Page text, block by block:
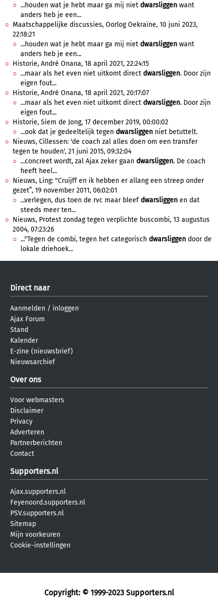
...houden wat je hebt maar ga mij niet dwarsliggen want
anders heb je een...
Maatschappelijke discussies, Oorlog Oekraïne, 10 juni 2023,
22:18:21
...houden wat je hebt maar ga mij niet dwarsliggen want
anders heb je een...
Historie, André Onana, 18 april 2021, 22:24:15
...maar als het even niet uitkomt direct dwarsliggen. Door zijn
eigen fout...
Historie, André Onana, 18 april 2021, 20:17:07
...maar als het even niet uitkomt direct dwarsliggen. Door zijn
eigen fout...
Historie, Siem de Jong, 17 december 2019, 00:00:02
...ook dat je gedeeltelijk tegen dwarsliggen niet betuttelt.
Nieuws, Cillessen: 'de coach zal alles doen om een transfer
tegen te houden', 21 juni 2015, 09:32:04
...concreet wordt, zal Ajax zeker gaan dwarsliggen. De coach
heeft heel...
Nieuws, Ling: "Cruijff en ik hebben er allang een streep onder
gezet”, 19 november 2011, 06:02:01
...verlegen, dus toen de rvc maar bleefdwarsliggen en dat
steeds meer ten...
Nieuws, Protest zondag tegen verplichte buscombi, 13 augustus
2004, 07:23:26
..."Tegen de combi, tegen het categorisch dwarsliggen door de
lokale driehoek...
Direct naar
Aanmelden / inloggen
Ajax Forum
Stand
Kalender
E-zine (nieuwsbrief)
Nieuwsarchief
Over ons
Voor webmasters
Disclaimer
Privacy
Adverteren
Partnerberichten
Contact
Supporters.nl
Ajax.supporters.nl
Feyenoord.supporters.nl
PSV.supporters.nl
Sitemap
Mijn voorkeuren
Cookie-instellingen
Copyright: © 1999-2023 Supporters.nl